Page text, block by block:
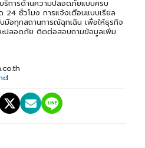
ริการด้านความปลอดภัยแบบครบ
24 ชั่วโมง การแจ้งเตือนแบบเรียล
มือทุกสถานการณ์ฉุกเฉิน เพื่อให้ธุรกิจ
ปลอดภัย ติดต่อสอบถามข้อมูลเพิ่ม